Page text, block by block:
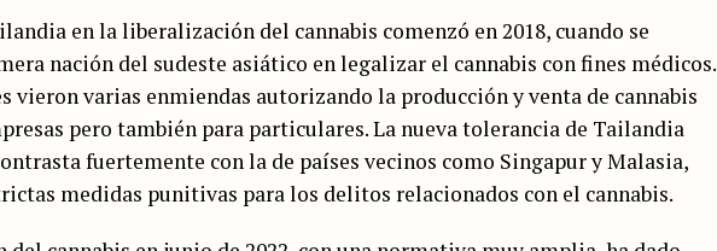
en la liberalización del cannabis comenzó en 2018, cuando se
nación del sudeste asiático en legalizar el cannabis con fines médicos.
vieron varias enmiendas autorizando la producción y venta de cannabis
pero también para particulares. La nueva tolerancia de Tailandia
fuertemente con la de países vecinos como Singapur y Malasia,
medidas punitivas para los delitos relacionados con el cannabis.